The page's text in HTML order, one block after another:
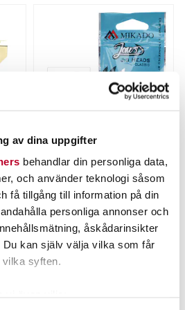
av dina uppgifter
behandlar din personliga data,
och använder teknologi såsom
få tillgång till information på din
personliga annonser och
åskådarinsikter
kan själv välja vilka som får
vilka syften.
:
Mikado Jaws Jighead 5g
3st
Pris:25,00 kr25,00 kr